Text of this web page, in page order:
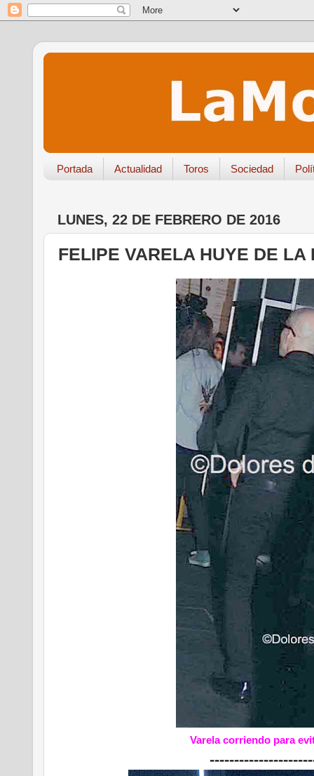
Portada Actualidad Toros Sociedad
LUNES, 22 DE FEBRERO DE 2016
FELIPE VARELA HUYE DE LA
Varela corriendo para